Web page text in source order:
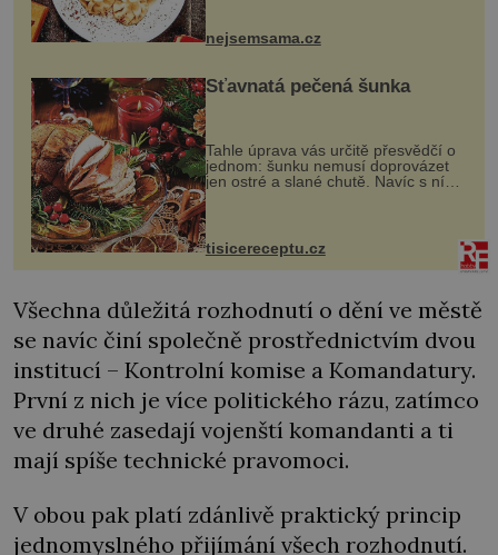
pokrmy, které rozhodně st...
nejsemsama.cz
Šťavnatá pečená šunka
Tahle úprava vás určitě přesvědčí o
jednom: šunku nemusí doprovázet
jen ostré a slané chutě. Navíc s ní
nakrmíte poměrně hodně hladových
krků. Ingredience sádlo 3 kg šunky
vcelku 3 stroužky česneku hl...
tisicereceptu.cz
Všechna důležitá rozhodnutí o dění ve městě
se navíc činí společně prostřednictvím dvou
institucí – Kontrolní komise a Komandatury.
První z nich je více politického rázu, zatímco
ve druhé zasedají vojenští komandanti a ti
mají spíše technické pravomoci.
V obou pak platí zdánlivě praktický princip
jednomyslného přijímání všech rozhodnutí.